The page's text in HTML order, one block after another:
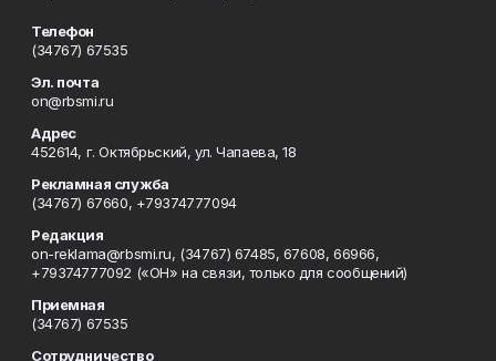
Телефон
(34767) 67535
Эл. почта
on@rbsmi.ru
Адрес
452614, г. Октябрьский, ул. Чапаева, 18
Рекламная служба
(34767) 67660, +79374777094
Редакция
on-reklama@rbsmi.ru, (34767) 67485, 67608, 66966,
+79374777092 («ОН» на связи, только для сообщений)
Приемная
(34767) 67535
Сотрудничество